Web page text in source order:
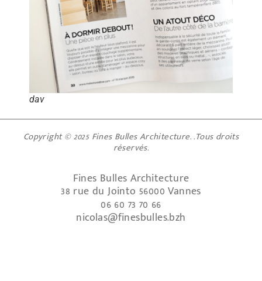
dav
Copyright © 2025 Fines Bulles Architecture. .Tous droits
réservés.
Fines Bulles Architecture
38 rue du Jointo 56000 Vannes
06 60 73 70 66
nicolas@finesbulles.bzh